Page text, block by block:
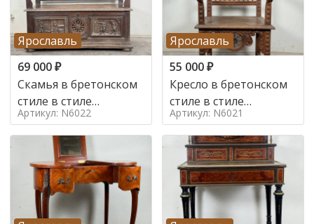
Ярославль
69 000₽
Скамья в бретонском
стиле в стиле
Артикул: N6022
Ярославль
55 000₽
Кресло в бретонском
стиле в стиле
Артикул: N6021